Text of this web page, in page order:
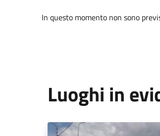
In questo momento non sono
Luoghi in